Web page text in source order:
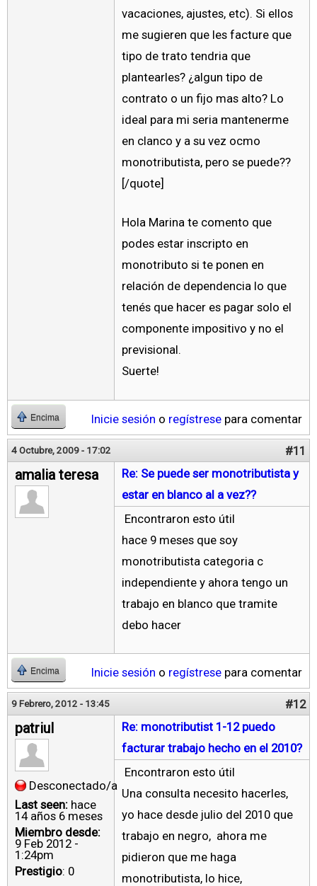
vacaciones, ajustes, etc). Si ellos
me sugieren que les facture que
tipo de trato tendria que
plantearles? ¿algun tipo de
contrato o un fijo mas alto? Lo
ideal para mi seria mantenerme
en clanco y a su vez ocmo
monotributista, pero se puede??
[/quote]
Hola Marina te comento que
podes estar inscripto en
monotributo si te ponen en
relación de dependencia lo que
tenés que hacer es pagar solo el
componente impositivo y no el
previsional.
Suerte!
Encima Inicie sesión o regístrese para comentar
4 Octubre, 2009 - 17:02 #11
amalia teresa
Re: Se puede ser monotributista y
estar en blanco al a vez??
Encontraron esto útil
hace 9 meses que soy
monotributista categoria c
independiente y ahora tengo un
trabajo en blanco que tramite
debo hacer
Encima Inicie sesión o regístrese para comentar
9 Febrero, 2012 - 13:45 #12
patriul
Desconectado/a
Last seen: hace
14 años 6 meses
Miembro desde:
9 Feb 2012 -
1:24pm
Prestigio: 0
Re: monotributist 1-12 puedo
facturar trabajo hecho en el 2010?
Encontraron esto útil
Una consulta necesito hacerles,
yo hace desde julio del 2010 que
trabajo en negro, ahora me
pidieron que me haga
monotributista, lo hice,